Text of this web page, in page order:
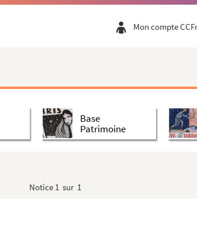
Mon compte CCFr
Base
Patrimoine
Notice 1 sur 1
Geine
la Guerre
Valentini à Rome
J. Carbuccia
Lettres de Jean-Baptiste Castres